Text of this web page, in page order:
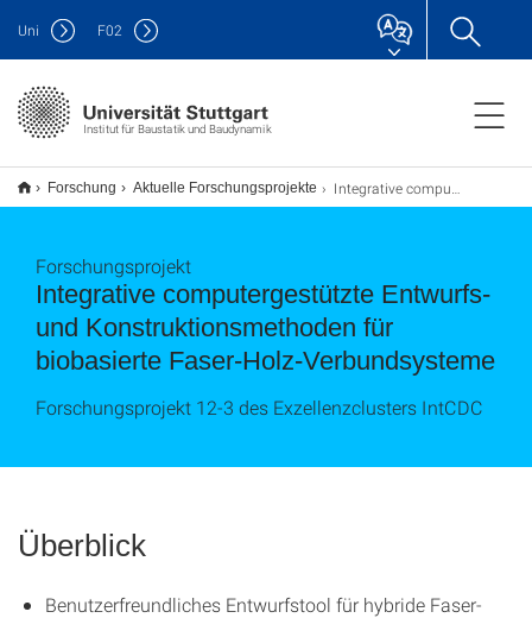
Institut für Baustatik und Baudynamik
Uni F02
Forschung Aktuelle Forschungsprojekte Integrative computergestützte Entwurfs- und Konstruktionsmethoden
Integrative computergestützte Entwurfs-
und Konstruktionsmethoden für
biobasierte Faser-Holz-Verbundsysteme
Forschungsprojekt
Forschungsprojekt 12-3 des Exzellenzclusters IntCDC
Überblick
Benutzerfreundliches Entwurfstool für hybride Faser-